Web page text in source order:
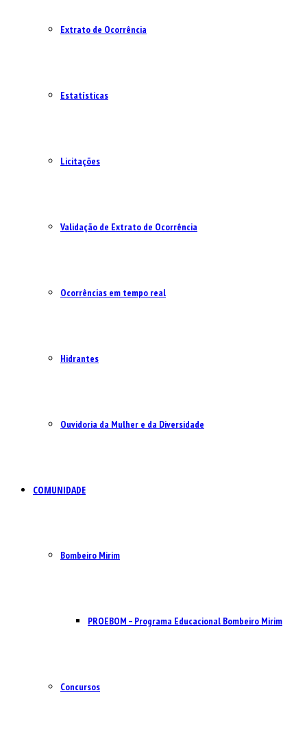
Extrato de Ocorrência
Estatísticas
Licitações
Validação de Extrato de Ocorrência
Ocorrências em tempo real
Hidrantes
Ouvidoria da Mulher e da Diversidade
COMUNIDADE
Bombeiro Mirim
PROEBOM – Programa Educacional Bombeiro Mirim
Concursos